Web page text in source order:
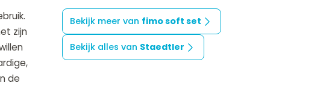
Bekijk meer van fimo soft set
Bekijk alles van Staedtler
zijn
de